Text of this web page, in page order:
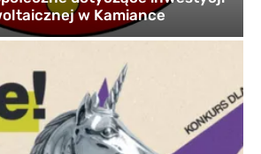
w Kamiance